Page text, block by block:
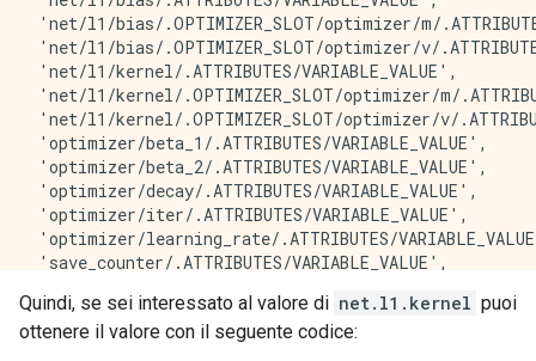
'net/l1/bias/.OPTIMIZER_SLOT/optimizer/m/
'net/l1/bias/.OPTIMIZER_SLOT/optimizer/v/
'net/l1/kernel/.ATTRIBUTES/VARIABLE_VALUE',
'net/l1/kernel/.OPTIMIZER_SLOT/optimizer/m/
'net/l1/kernel/.OPTIMIZER_SLOT/optimizer/v/
'optimizer/beta_1/.ATTRIBUTES/VARIABLE_VALUE',
'optimizer/beta_2/.ATTRIBUTES/VARIABLE_VALUE',
'optimizer/decay/.ATTRIBUTES/VARIABLE_VALUE',
'optimizer/iter/.ATTRIBUTES/VARIABLE_VALUE',
'optimizer/learning_rate/.ATTRIBUTES/
'save_counter/.ATTRIBUTES/VARIABLE_VALUE',
Quindi, se sei interessato al valore di net.l1.kernel puoi
ottenere il valore con il seguente codice: